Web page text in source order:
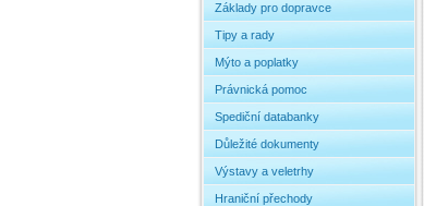
Základy pro dopravce
Tipy a rady
Mýto a poplatky
Právnická pomoc
Spediční databanky
Důležité dokumenty
Výstavy a veletrhy
Hraniční přechody